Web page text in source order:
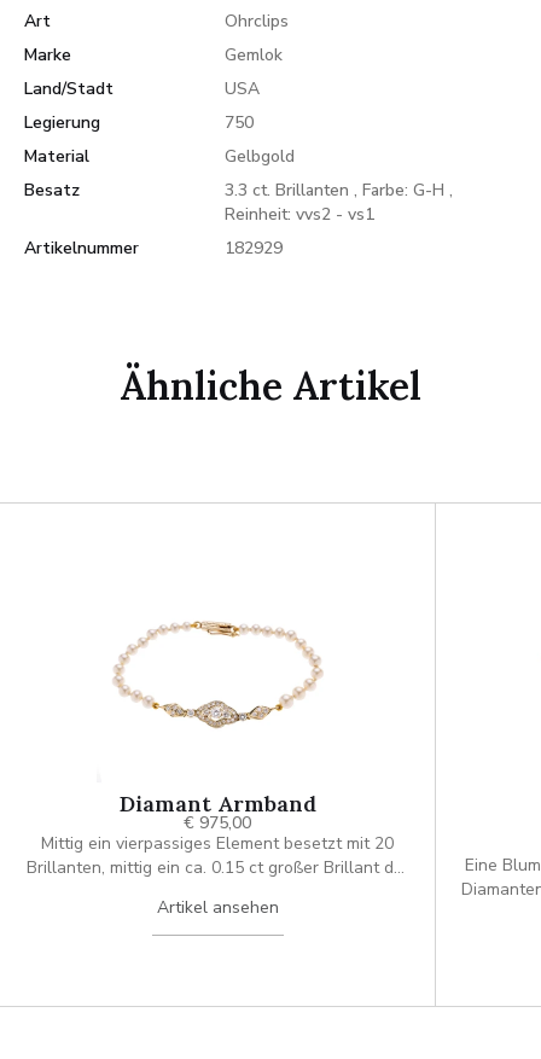
Art
Ohrclips
Marke
Gemlok
Land/Stadt
USA
Legierung
750
Material
Gelbgold
Besatz
3.3 ct. Brillanten , Farbe: G-H ,
Reinheit: vvs2 - vs1
Artikelnummer
182929
Ähnliche Artikel
Diamant Armband
€ 975,00
Mittig ein vierpassiges Element besetzt mit 20
Brillanten, mittig ein ca. 0.15 ct großer Brillant der
Neben diesen Element befinden sich zwei ca. 0.06
ct. Brillanten in Krappen und zwei
Artikel ansehen
Eine
Diamanten